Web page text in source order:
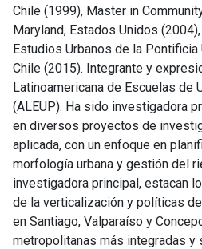
Chile (1999), Master in
Maryland, Estados Unidos
Estudios Urbanos de la
Chile (2015). Integrante y
Latinoamericana de Escuelas de
(ALEUP). Ha sido investigadora
en diversos proyectos de
aplicada, con un enfoque en
morfología urbana y gestión del
investigadora principal, estacan
de la verticalización y políticas
en Santiago, Valparaíso y
metropolitanas más integradas y